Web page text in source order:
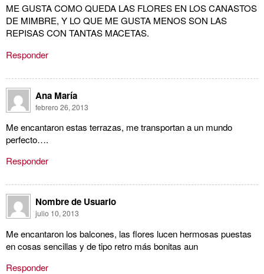
ME GUSTA COMO QUEDA LAS FLORES EN LOS CANASTOS
DE MIMBRE, Y LO QUE ME GUSTA MENOS SON LAS
REPISAS CON TANTAS MACETAS.
Responder
Ana María
febrero 26, 2013
Me encantaron estas terrazas, me transportan a un mundo
perfecto….
Responder
Nombre de Usuario
julio 10, 2013
Me encantaron los balcones, las flores lucen hermosas puestas
en cosas sencillas y de tipo retro más bonitas aun
Responder